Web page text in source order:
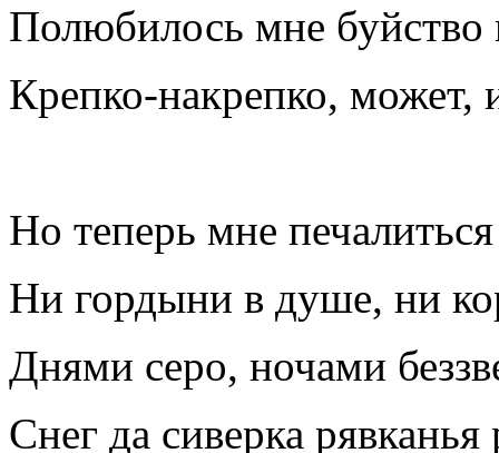
Полюбилось мне буйство
Крепко-накрепко, может,
Но теперь мне
Ни гордыни в душе, ни
Днями серо, ночами
Снег да сиверка